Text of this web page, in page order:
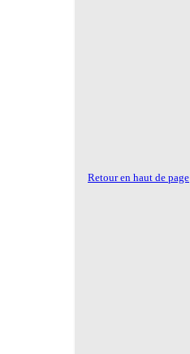
Retour en haut de page